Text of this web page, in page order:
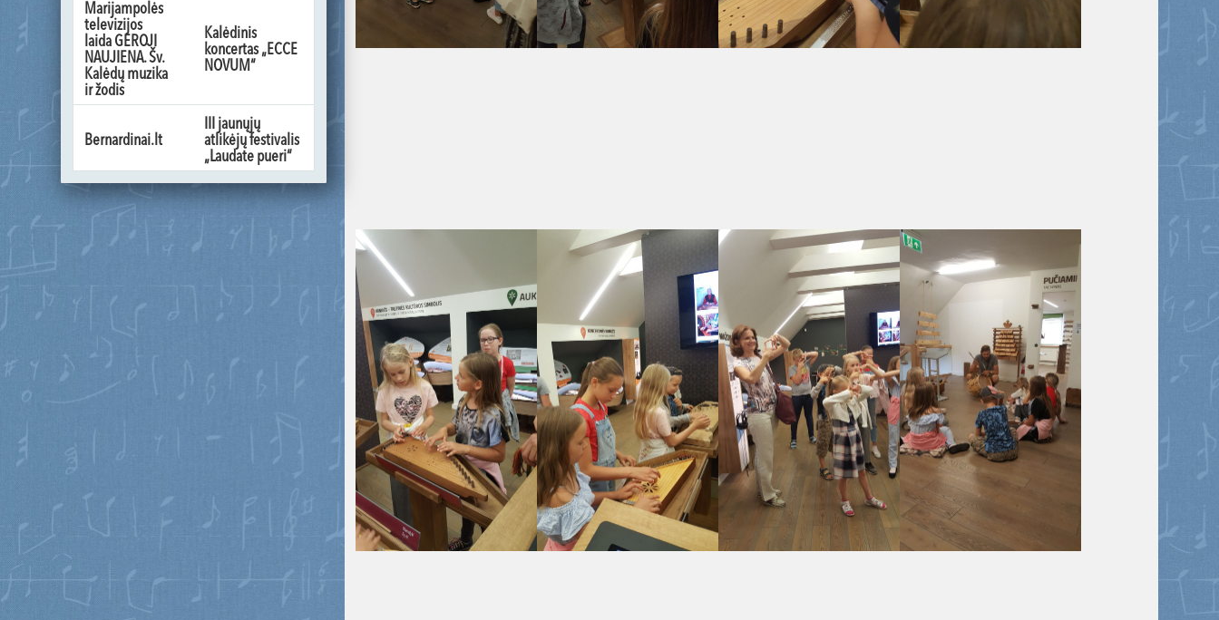
Marijampolės
televizijos
laida GEROJI
NAUJIENA. Šv.
Kalėdų muzika
ir žodis
Kalėdinis
koncertas „ECCE
NOVUM“
Bernardinai.lt
III jaunųjų
atlikėjų festivalis
„Laudate pueri“